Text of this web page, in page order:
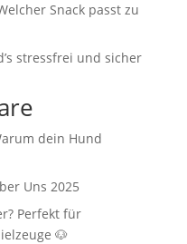
Snack passt zu
stressfrei und sicher
dein Hund
Uns 2025
Perfekt für
🐶